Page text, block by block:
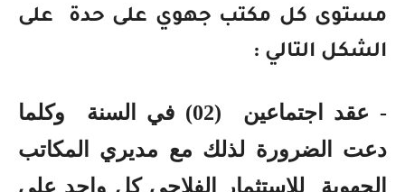
مستوى كل مكتب جهوي على حدة
على
الشكل التالي :
- عقد اجتماعين
وكلما
دعت الضرورة لذلك مع مديري المكاتب
الجهوية
للاستثمار الفلاحي كل واحد على